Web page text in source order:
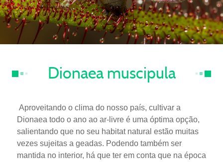
Dionaea muscipula
Aproveitando o clima do nosso país, cultivar a
Dionaea todo o ano ao ar-livre é uma óptima opção,
salientando que no seu habitat natural estão muitas
vezes sujeitas a geadas. Podendo também ser
mantida no interior, há que ter em conta que na época